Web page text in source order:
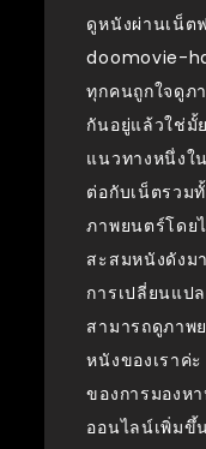
ดูหนังผ่านเน็ต
doomovie-
ทุกคนถูกใจดูภ
กันอยู่แล้วใช่มั้
แนวทางหนึ่งใ
ต่อกับเน็ตรวม
ภาพยนตร์โดย
สะสมหนังดังม
การเปลี่ยนแ
สามารถดูภาพ
หนังของเราค่
ของการมองห
ออนไลน์เพิ่มขึ้